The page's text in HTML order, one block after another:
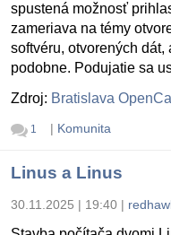
spustená možnosť
zameriava na témy
softvéru, otvorených
podobne. Podujatie sa
Zdroj: Bratislava
1 | Komunita
Linus a Linus
30.11.2025 | 19:40 |